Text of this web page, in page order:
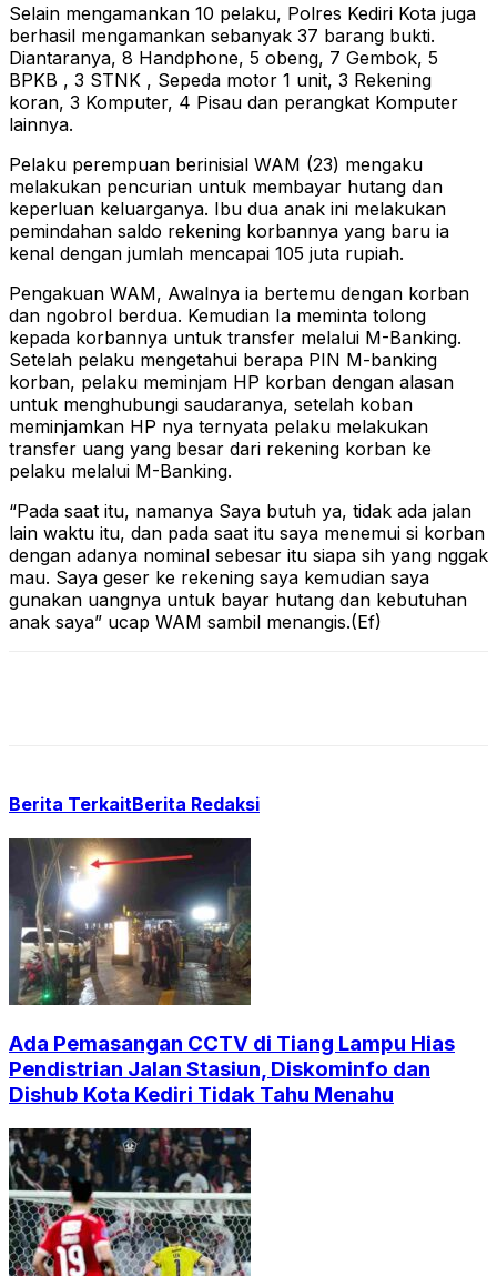
Selain mengamankan 10 pelaku, Polres Kediri Kota juga
berhasil mengamankan sebanyak 37 barang bukti.
Diantaranya, 8 Handphone, 5 obeng, 7 Gembok, 5
BPKB , 3 STNK , Sepeda motor 1 unit, 3 Rekening
koran, 3 Komputer, 4 Pisau dan perangkat Komputer
lainnya.
Pelaku perempuan berinisial WAM (23) mengaku
melakukan pencurian untuk membayar hutang dan
keperluan keluarganya. Ibu dua anak ini melakukan
pemindahan saldo rekening korbannya yang baru ia
kenal dengan jumlah mencapai 105 juta rupiah.
Pengakuan WAM, Awalnya ia bertemu dengan korban
dan ngobrol berdua. Kemudian Ia meminta tolong
kepada korbannya untuk transfer melalui M-Banking.
Setelah pelaku mengetahui berapa PIN M-banking
korban, pelaku meminjam HP korban dengan alasan
untuk menghubungi saudaranya, setelah koban
meminjamkan HP nya ternyata pelaku melakukan
transfer uang yang besar dari rekening korban ke
pelaku melalui M-Banking.
“Pada saat itu, namanya Saya butuh ya, tidak ada jalan
lain waktu itu, dan pada saat itu saya menemui si korban
dengan adanya nominal sebesar itu siapa sih yang nggak
mau. Saya geser ke rekening saya kemudian saya
gunakan uangnya untuk bayar hutang dan kebutuhan
anak saya” ucap WAM sambil menangis.(Ef)
Berita TerkaitBerita Redaksi
Ada Pemasangan CCTV di Tiang Lampu Hias
Pendistrian Jalan Stasiun, Diskominfo dan
Dishub Kota Kediri Tidak Tahu Menahu